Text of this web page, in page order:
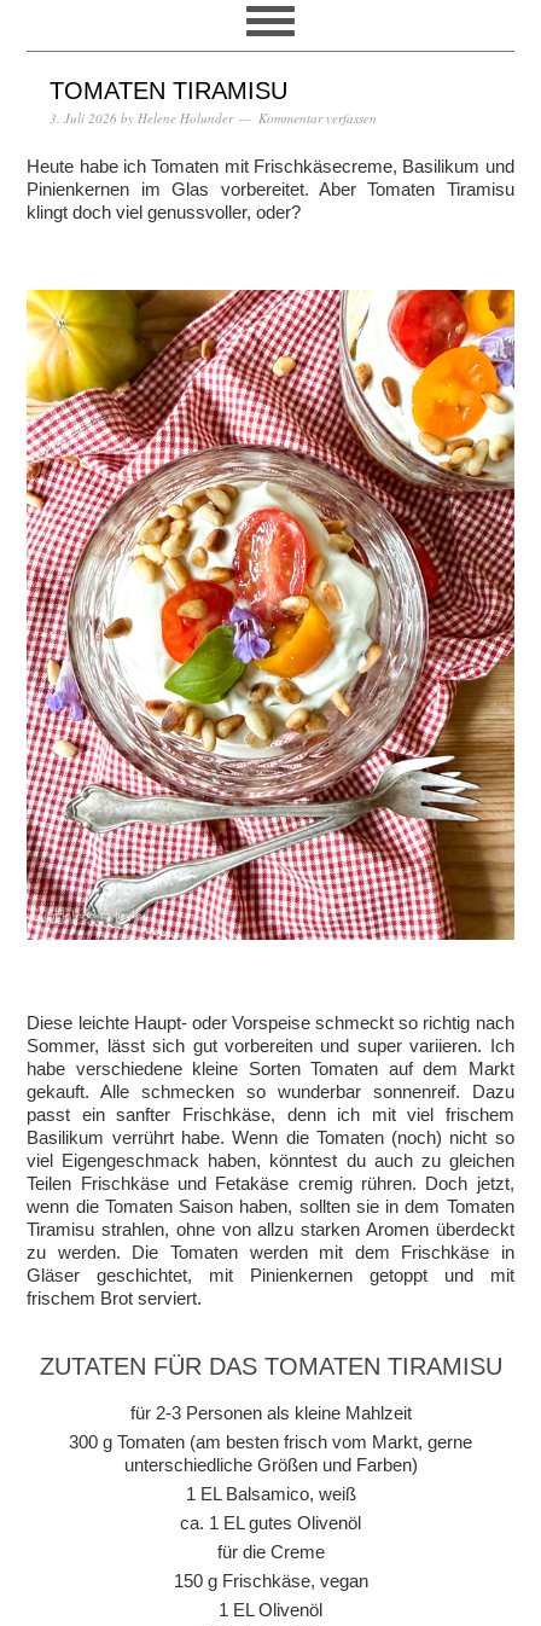
TOMATEN TIRAMISU
3. Juli 2026 by Helene Holunder Kommentar verfassen
Heute habe ich Tomaten mit Frischkäsecreme, Basilikum und
Pinienkernen im Glas vorbereitet. Aber Tomaten Tiramisu
klingt doch viel genussvoller, oder?
Diese leichte Haupt- oder Vorspeise schmeckt so richtig nach
Sommer, lässt sich gut vorbereiten und super variieren. Ich
habe verschiedene kleine Sorten Tomaten auf dem Markt
gekauft. Alle schmecken so wunderbar sonnenreif. Dazu
passt ein sanfter Frischkäse, denn ich mit viel frischem
Basilikum verrührt habe. Wenn die Tomaten (noch) nicht so
viel Eigengeschmack haben, könntest du auch zu gleichen
Teilen Frischkäse und Fetakäse cremig rühren. Doch jetzt,
wenn die Tomaten Saison haben, sollten sie in dem Tomaten
Tiramisu strahlen, ohne von allzu starken Aromen überdeckt
zu werden. Die Tomaten werden mit dem Frischkäse in
Gläser geschichtet, mit Pinienkernen getoppt und mit
frischem Brot serviert.
ZUTATEN FÜR DAS TOMATEN TIRAMISU
für 2-3 Personen als kleine Mahlzeit
300 g Tomaten (am besten frisch vom Markt, gerne
unterschiedliche Größen und Farben)
1 EL Balsamico, weiß
ca. 1 EL gutes Olivenöl
für die Creme
150 g Frischkäse, vegan
1 EL Olivenöl